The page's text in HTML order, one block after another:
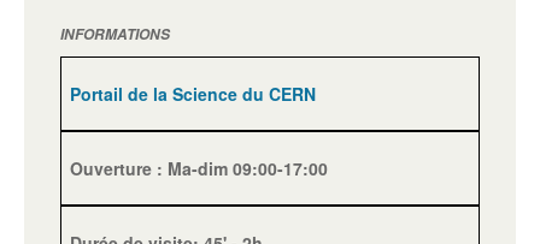
INFORMATIONS
Portail de la Science du CERN
Ouverture : Ma-dim 09:00-17:00